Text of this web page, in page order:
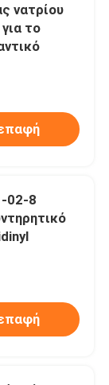
νατρίου
το
02-8